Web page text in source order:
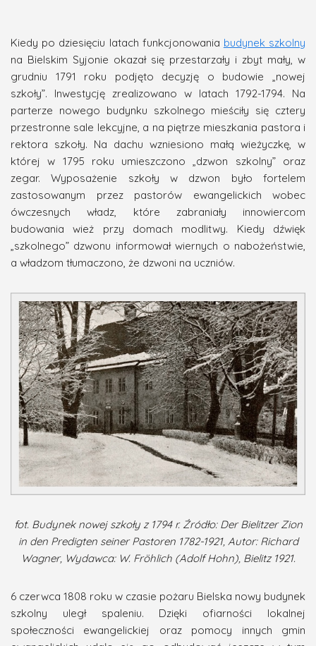
Kiedy po dziesięciu latach funkcjonowania budynek szkolny
na Bielskim Syjonie okazał się przestarzały i zbyt mały, w
grudniu 1791 roku podjęto decyzję o budowie „nowej
szkoły”. Inwestycję zrealizowano w latach 1792-1794. Na
parterze nowego budynku szkolnego mieściły się cztery
przestronne sale lekcyjne, a na piętrze mieszkania pastora i
rektora szkoły. Na dachu wzniesiono małą wieżyczkę, w
której w 1795 roku umieszczono „dzwon szkolny” oraz
zegar. Wyposażenie szkoły w dzwon było fortelem
zastosowanym przez pastorów ewangelickich wobec
ówczesnych władz, które zabraniały innowiercom
budowania wież przy domach modlitwy. Kiedy dźwięk
„szkolnego” dzwonu informował wiernych o nabożeństwie,
a władzom tłumaczono, że dzwoni na uczniów.
fot. Budynek nowej szkoły z 1794 r. Źródło: Der Bielitzer Zion
in den Predigten seiner Pastoren 1782-1921, Autor: Richard
Wagner, Wydawca: W. Fröhlich (Adolf Hohn), Bielitz 1921.
6 czerwca 1808 roku w czasie pożaru Bielska nowy budynek
szkolny uległ spaleniu. Dzięki ofiarności lokalnej
społeczności ewangelickiej oraz pomocy innych gmin